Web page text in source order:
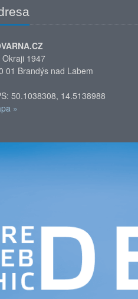
Okraji 1947
01 Brandýs nad Labem
50.1038308, 14.5138988
»